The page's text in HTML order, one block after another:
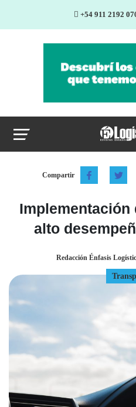
+54 911 2192
Compartir
Implementación
alto
Redacción Énfasis